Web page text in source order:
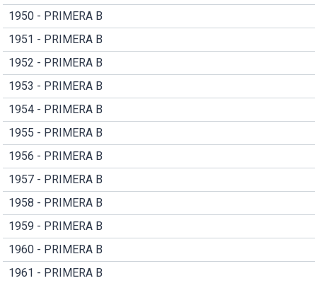
1950 - PRIMERA B
1951 - PRIMERA B
1952 - PRIMERA B
1953 - PRIMERA B
1954 - PRIMERA B
1955 - PRIMERA B
1956 - PRIMERA B
1957 - PRIMERA B
1958 - PRIMERA B
1959 - PRIMERA B
1960 - PRIMERA B
1961 - PRIMERA B